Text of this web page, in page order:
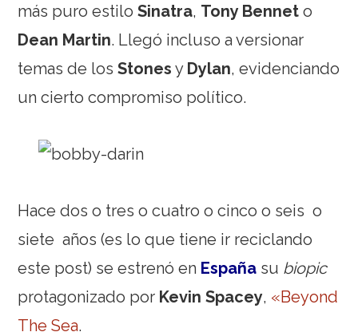
más puro estiloSinatra, Tony Bennet o
Dean Martin. Llegó incluso a versionar
temas de losStones y Dylan, evidenciando
un cierto compromiso político.
Hace dos o tres o cuatro o cinco o seis o
siete años (es lo que tiene ir reciclando
este post) se estrenó en España su biopic
protagonizado por Kevin Spacey, «Beyond
The Sea.